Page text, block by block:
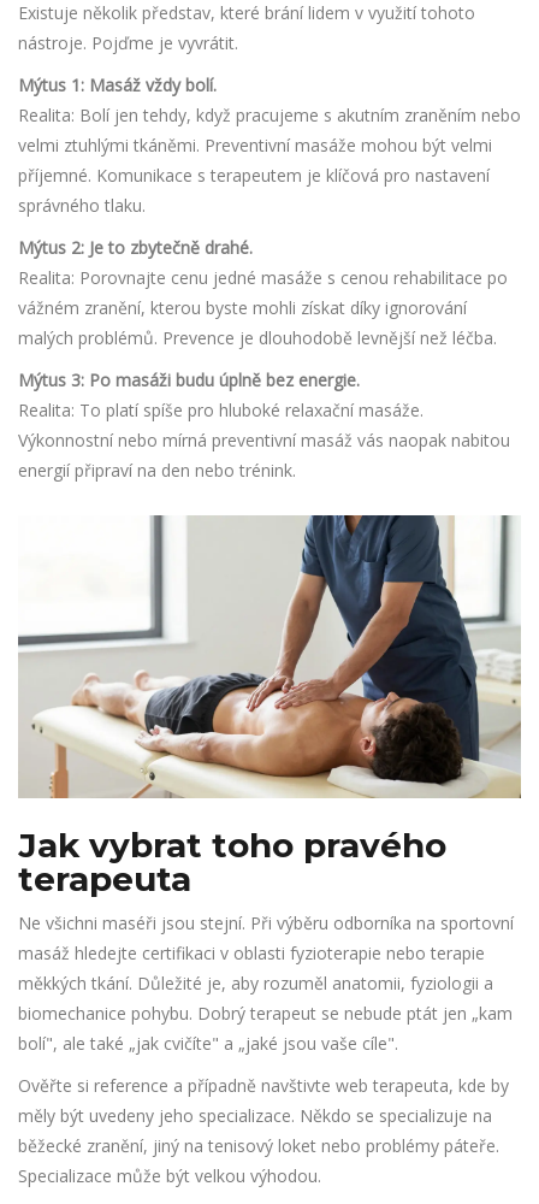
Existuje několik představ, které brání lidem v využití tohoto
nástroje. Pojďme je vyvrátit.
Mýtus 1: Masáž vždy bolí.
Realita: Bolí jen tehdy, když pracujeme s akutním zraněním nebo
velmi ztuhlými tkáněmi. Preventivní masáže mohou být velmi
příjemné. Komunikace s terapeutem je klíčová pro nastavení
správného tlaku.
Mýtus 2: Je to zbytečně drahé.
Realita: Porovnajte cenu jedné masáže s cenou rehabilitace po
vážném zranění, kterou byste mohli získat díky ignorování
malých problémů. Prevence je dlouhodobě levnější než léčba.
Mýtus 3: Po masáži budu úplně bez energie.
Realita: To platí spíše pro hluboké relaxační masáže.
Výkonnostní nebo mírná preventivní masáž vás naopak nabitou
energií připraví na den nebo trénink.
Jak vybrat toho pravého
terapeuta
Ne všichni maséři jsou stejní. Při výběru odborníka na sportovní
masáž hledejte certifikaci v oblasti fyzioterapie nebo terapie
měkkých tkání. Důležité je, aby rozuměl anatomii, fyziologii a
biomechanice pohybu. Dobrý terapeut se nebude ptát jen „kam
bolí", ale také „jak cvičíte" a „jaké jsou vaše cíle".
Ověřte si reference a případně navštivte web terapeuta, kde by
měly být uvedeny jeho specializace. Někdo se specializuje na
běžecké zranění, jiný na tenisový loket nebo problémy páteře.
Specializace může být velkou výhodou.